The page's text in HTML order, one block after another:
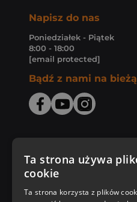
Napisz do nas
Poniedziałek - Piątek
8:00 - 18:00
[email protected]
Bądź z nami na
Zakupy u nas
Ta strona używa
cookie
Ta strona korzysta z plików